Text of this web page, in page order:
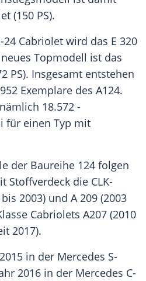
(150 PS).
24 Cabriolet wird das E 320
Topmodell ist das
PS). Insgesamt entstehen
Exemplare des A124.
18.572 -
für einen Typ mit
der Baureihe 124 folgen
Stoffverdeck die CLK-
2003) und A 209 (2003
Cabriolets A207 (2010
2017).
in der Mercedes S-
2016 in der Mercedes C-